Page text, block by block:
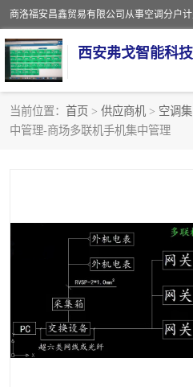
西安弗戈智能科
当前位置： 首页 > 供应商机 > 空调
中管理-商场多联机手机集中管理
中央空调集中控制
中央空调计费系统